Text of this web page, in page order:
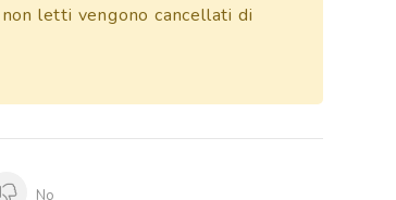
letti vengono cancellati di
No